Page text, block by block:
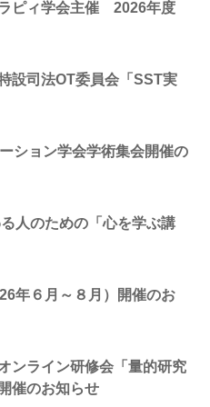
ピィ学会主催 2026年度
設司法OT委員会「SST実
ション学会学術集会開催の
人のための「心を学ぶ講
年６月～８月）開催のお
ンライン研修会「量的研究
催のお知らせ